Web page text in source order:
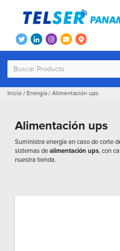
Inicio / Energía / Alimentación ups
Alimentación ups
Suministra energía en caso de corte
sistemas dealimentación ups, con
nuestra tienda.